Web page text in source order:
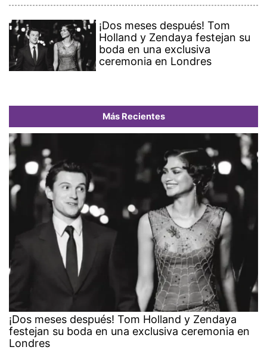
¡Dos meses después! Tom
Holland y Zendaya festejan su
boda en una exclusiva
ceremonia en Londres
Más Recientes
¡Dos meses después! Tom Holland y Zendaya
festejan su boda en una exclusiva ceremonia en
Londres